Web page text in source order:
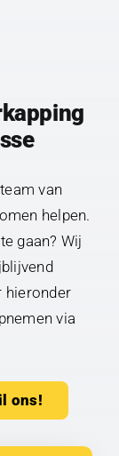
van
helpen.
gaan? Wij
hieronder
via
ons!